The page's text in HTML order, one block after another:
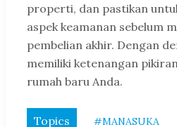
properti, dan pastikan
aspek keamanan sebelum
pembelian akhir. Dengan
memiliki ketenangan
rumah baru Anda.
Topics #MANASUKA